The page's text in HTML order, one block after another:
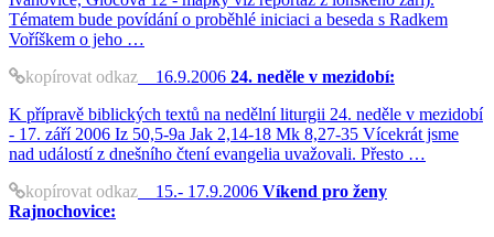
Tématem bude povídání o proběhlé iniciaci a beseda s Radkem
Voříškem o jeho …
kopírovat odkaz 16.9.2006 24. neděle v mezidobí:
K přípravě biblických textů na nedělní liturgii 24. neděle v mezidobí
- 17. září 2006 Iz 50,5-9a Jak 2,14-18 Mk 8,27-35 Vícekrát jsme
nad událostí z dnešního čtení evangelia uvažovali. Přesto …
kopírovat odkaz 15.- 17.9.2006 Víkend pro ženy
Rajnochovice: